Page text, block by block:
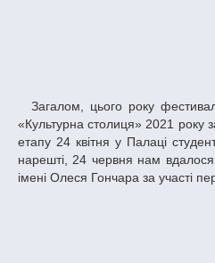
Загалом, цього року фестиваль проходив у три етапи. Так, 20 травня фестиваль став одним з переможців конкурсу творчих проєктів
«Культурна столиця» 2021 року
етапу 24 квітня у Палаці
нарешті, 24 червня нам вдалося
імені Олеся Гончара за участі